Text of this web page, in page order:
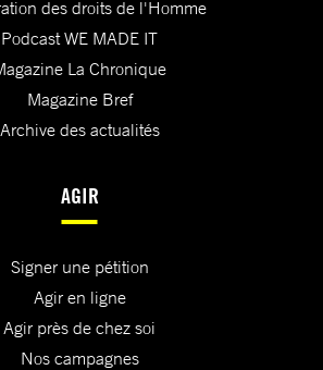
des droits de l'Homme
Podcast WE MADE IT
La Chronique
Magazine Bref
Archive des actualités
AGIR
Signer une pétition
Agir en ligne
Agir près de chez soi
Nos campagnes